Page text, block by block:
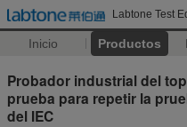
Labtone Test
Inicio Productos
Probador industrial del
prueba para repetir la
del IEC